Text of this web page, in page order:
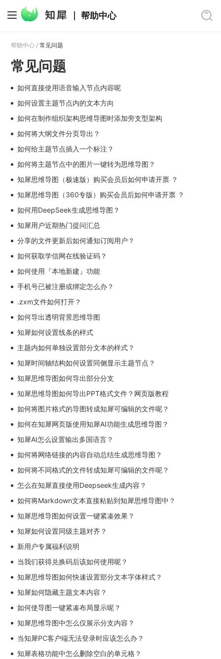
帮助中心
帮助中心 /常见问题
常见问题
如何直接使用语音输入节点内容呢
如何设置主题节点内的文本方向
如何在制作组织架构思维导图时添加旁支型架构
如何将大纲文件分页导出？
如何给主题节点插入一个标注？
如何将主题节点中的图片一键转为思维导图？
知犀思维导图（极速版）购买会员后如何申请开票 ？
知犀思维导图（360专版）购买会员后如何申请开票 ？
如何用DeepSeek生成思维导图？
知犀用户近期热门提问汇总
分享的文件更新后如何通知订阅用户？
如何获取学信网在线验证码？
如何使用『本地新建』功能
手机号已被注册或绑定怎么办？
.zxm文件如何打开？
如何导出透明背景思维导图
知犀如何设置线条的样式
主题内如何单独设置部分文本的样式？
知犀时间轴结构如何设置同侧显示主题节点？
知犀思维导图如何导出部分分支
知犀思维导图如何导出PPT格式文件？网页版教程
如何将图片格式的导图转成知犀可编辑的文件呢？
如何在知犀网页版使用知犀AI功能生成思维导图？
知犀AI怎么设置输出多国语言？
如何将网络链接的内容自动总结生成思维导图？
如何将不同格式的文件转成知犀可编辑的文件呢？
怎么在知犀直接使用Deepseek生成内容？
如何将Markdown文本直接粘贴到知犀思维导图中？
知犀思维导图如何设置一键紧凑效果？
知犀如何设置同级主题对齐？
新用户专属福利说明
当我们获得兑换码后该如何使用呢？
知犀思维导图如何快速设置部分文本字体样式？
知犀如何隐藏主题文本内容？
如何使导图一键紧凑布局显示呢？
知犀思维导图中怎么仅展示分支内容？
当知犀PC客户端无法登录时应该怎么办？
知犀表格功能中怎么删除空白的单元格？